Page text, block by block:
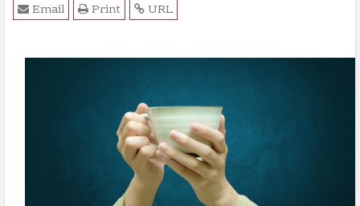
URL
Print
Email